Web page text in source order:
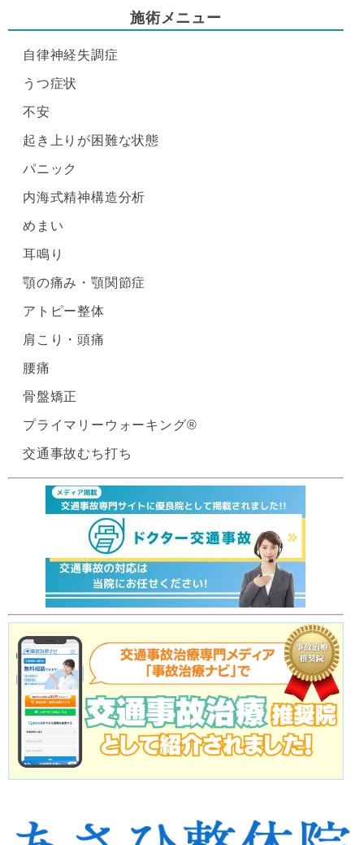
施術メニュー
自律神経失調症
うつ症状
不安
起き上りが困難な状態
パニック
内海式精神構造分析
めまい
耳鳴り
顎の痛み・顎関節症
アトピー整体
肩こり・頭痛
腰痛
骨盤矯正
プライマリーウォーキング®
交通事故むち打ち